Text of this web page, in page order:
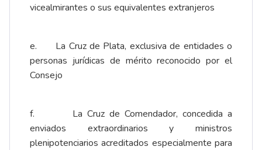
vicealmirantes o sus equivalentes extranjeros
e. La Cruz de Plata, exclusiva de entidades o
personas jurídicas de mérito reconocido por el
Consejo
f. La Cruz de Comendador, concedida a
enviados extraordinarios y ministros
plenipotenciarios acreditados especialmente para